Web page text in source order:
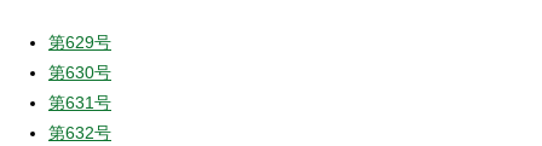
第629号
第630号
第631号
第632号